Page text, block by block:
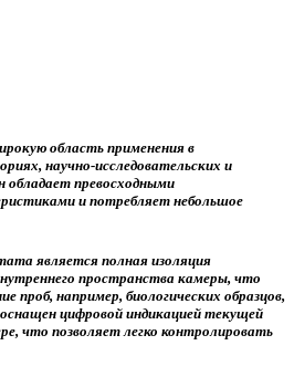
область применения в
научно-исследовательских и
обладает превосходными
и потребляет небольшое
является полная изоляция
пространства камеры, что
проб, например, биологических образцов,
цифровой индикацией текущей
что позволяет легко контролировать